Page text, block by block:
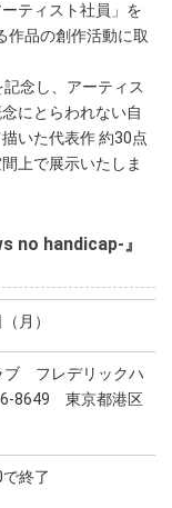
ティスト社員」を
作品の創作活動に取
念し、アーティス
にとらわれない自
いた代表作 約30点
上で展示いたしま
no handicap-』
月）
ブ フレデリックハ
8649 東京都港区
終了